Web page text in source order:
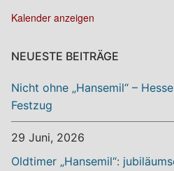
Kalender anzeigen
NEUESTE BEITRÄGE
Nicht ohne „Hansemil“ –
Festzug
29 Juni, 2026
Oldtimer „Hansemil“: